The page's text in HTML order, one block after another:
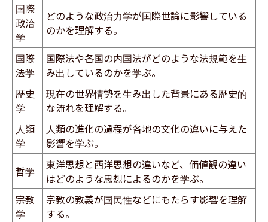
国際
政治
学
​どのような政治力学が国際世論に影響している
のかを理解する。
国際
法学
​国際法や各国の内国法がどのような法規範を生
み出しているのかを学ぶ。
歴史
学
​現在の世界情勢を生み出した背景にある歴史的
な流れを理解する。
人類
学
​人類の進化の過程が各地の文化の違いに与えた
影響を学ぶ。
哲学
​東洋思想と西洋思想の違いなど、価値観の違い
はどのような思想によるのかを学ぶ。
宗教
学
宗教の教義が国民性などにもたらす影響を理解
する。